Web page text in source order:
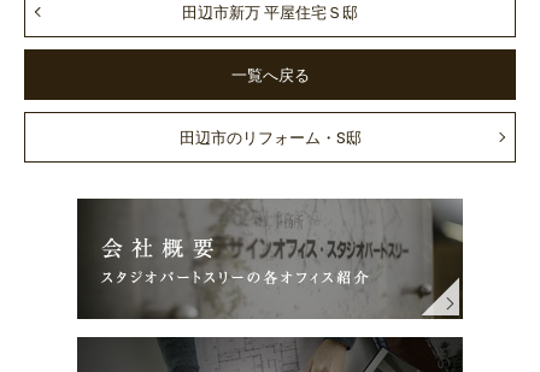
田辺市新万 平屋住宅Ｓ邸
一覧へ戻る
田辺市のリフォーム・S邸